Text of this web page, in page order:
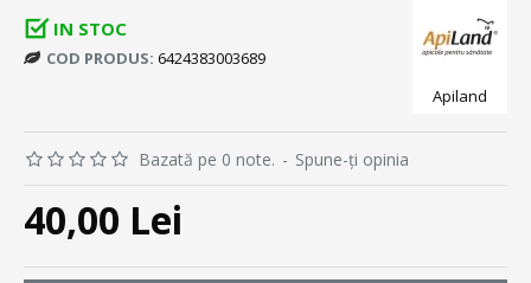
IN STOC
COD PRODUS: 6424383003689
Apiland
Bazată pe 0 note. - Spune-ţi opinia
40,00 Lei